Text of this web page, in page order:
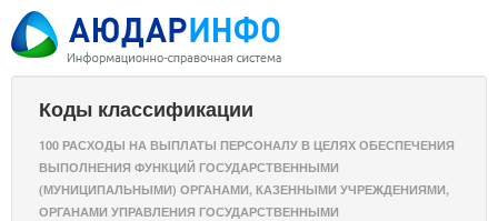
Коды классификации
100 РАСХОДЫ НА ВЫПЛАТЫ ПЕРСОНАЛУ В ЦЕЛЯХ ОБЕСПЕЧЕНИЯ
ВЫПОЛНЕНИЯ ФУНКЦИЙ ГОСУДАРСТВЕННЫМИ
(МУНИЦИПАЛЬНЫМИ) ОРГАНАМИ, КАЗЕННЫМИ УЧРЕЖДЕНИЯМИ,
ОРГАНАМИ УПРАВЛЕНИЯ ГОСУДАРСТВЕННЫМИ